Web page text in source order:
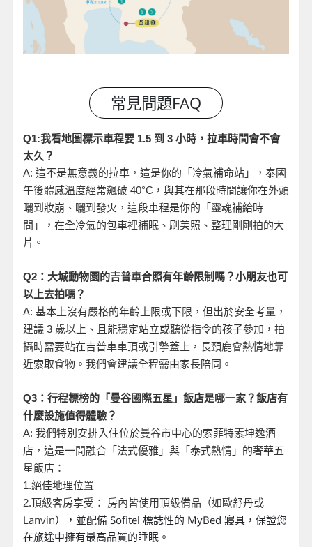
Q1:我看地圖標示車程要 1.5 到 3 小時，拉車時間會不會
太久？
A: 這不是無意義的拉車，這是你的「冷氣補命站」，泰國
午後體感溫度經常飆破 40°C ，與其在那段時間讓你在外頭
曬到妝崩、曬到發火，這段車程是你的「靈魂補給時
間」，在全冷氣的包車裡補眠、刷美照、整理剛剛拍的大
片。
Q2：大城動物園的吉普車合照有年齡限制嗎？小朋友也可
以上去拍嗎？
A: 基本上沒有嚴格的年齡上限或下限，但出於安全考量，
建議 3 歲以上、且能穩定站立或聽從指令的孩子參加，拍
攝時需要站在吉普車車頂或引擎蓋上，長頸鹿會熱情地靠
近索取食物。我們會建議全程需由家長陪同。
Q3：行程標榜的「曼谷國際五星」飯店是哪一家？飯店有
什麼設施值得體驗？
A: 我們特別安排入住位於曼谷市中心的索菲特素坤逸酒
店，這是一間融合「法式優雅」與「泰式熱情」的奢華五
星飯店：
1.絕佳地理位置
2.頂級客房享受： 房內皆使用頂級備品（如歐舒丹或
Lanvin），並配備 Sofitel 標誌性的 MyBed 寢具，保證您
在旅途中擁有最高品質的睡眠。